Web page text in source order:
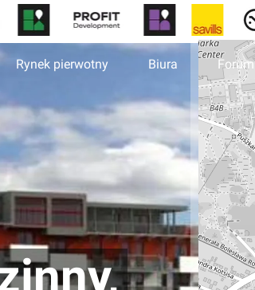
Rynek pierwotny Biura Forum